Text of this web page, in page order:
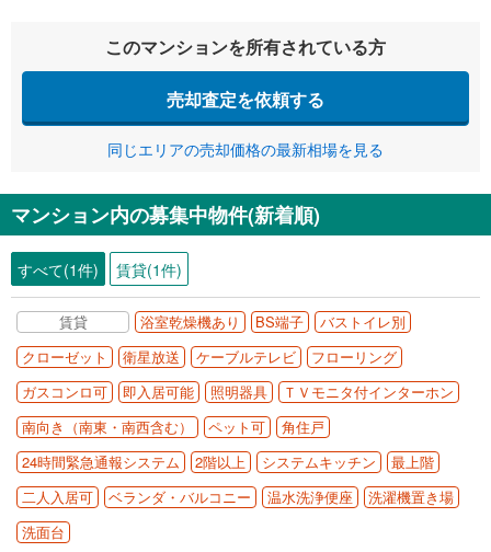
このマンションを所有されている方
売却査定を依頼する
同じエリアの売却価格の最新相場を見る
マンション内の募集中物件(新着順)
すべて(1件) 賃貸(1件)
賃貸 浴室乾燥機あり BS端子
バストイレ別
クローゼット
衛星放送 ケーブルテレビ
フローリング
ガスコンロ可
即入居可能 照明器具
ＴＶモニタ付インターホン
南向き（南東・南西含む）
ペット可
角住戸
24時間緊急通報システム
2階以上 システムキッチン
最上階
二人入居可
ベランダ・バルコニー 温水洗浄便座
洗濯機置き場
洗面台